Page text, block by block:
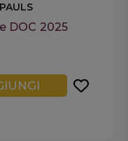
DOC 2025